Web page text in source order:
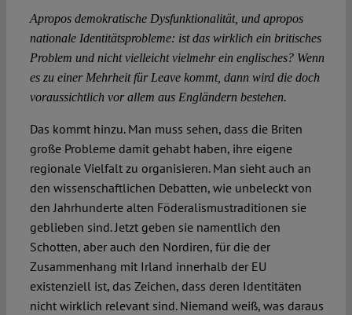
Apropos demokratische Dysfunktionalität, und apropos
nationale Identitätsprobleme: ist das wirklich ein britisches
Problem und nicht vielleicht vielmehr ein englisches? Wenn
es zu einer Mehrheit für Leave kommt, dann wird die doch
voraussichtlich vor allem aus Engländern bestehen.
Das kommt hinzu. Man muss sehen, dass die Briten
große Probleme damit gehabt haben, ihre eigene
regionale Vielfalt zu organisieren. Man sieht auch an
den wissenschaftlichen Debatten, wie unbeleckt von
den Jahrhunderte alten Föderalismustraditionen sie
geblieben sind. Jetzt geben sie namentlich den
Schotten, aber auch den Nordiren, für die der
Zusammenhang mit Irland innerhalb der EU
existenziell ist, das Zeichen, dass deren Identitäten
nicht wirklich relevant sind. Niemand weiß, was daraus